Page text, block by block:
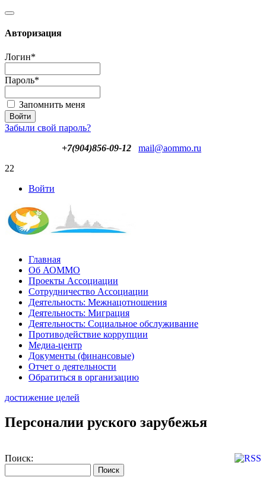
Авторизация
Логин*
Пароль*
Запомнить меня
Забыли свой пароль?
+7(904)856-09-12
mail@aommo.ru
22
Войти
Главная
Об АОММО
Проекты Ассоциации
Сотрудничество Ассоциации
Деятельность: Межнацотношения
Деятельность: Миграция
Деятельность: Социальное обслуживание
Противодействие коррупции
Медиа-центр
Документы (финансовые)
Отчет о деятельности
Обратиться в организацию
достижение целей
Персоналии руского зарубежья
Поиск: